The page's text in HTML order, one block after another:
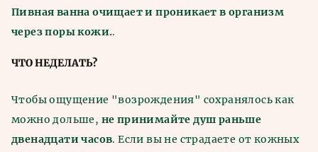
Пивная ванна очищает и проникает в организм
через поры кожи..
ЧТО НЕДЕЛАТЬ?
Чтобы ощущение "возрождения" сохранялось как
можно дольше, не принимайте душ раньше
двенадцати часов. Если вы не страдаете от кожных